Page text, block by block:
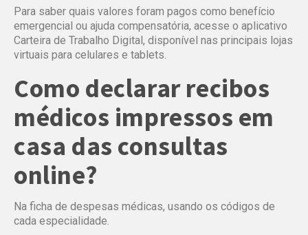
Para saber quais valores foram pagos como benefício
emergencial ou ajuda compensatória, acesse o aplicativo
Carteira de Trabalho Digital, disponível nas principais lojas
virtuais para celulares e tablets.
Como declarar recibos
médicos impressos em
casa das consultas
online?
Na ficha de despesas médicas, usando os códigos de
cada especialidade.